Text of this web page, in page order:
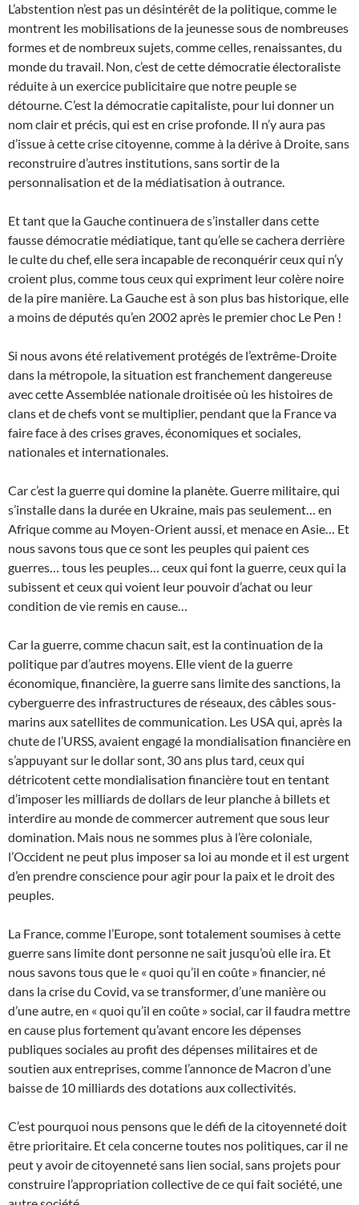
L’abstention n’est pas un désintérêt de la politique, comme le
montrent les mobilisations de la jeunesse sous de nombreuses
formes et de nombreux sujets, comme celles, renaissantes, du
monde du travail. Non, c’est de cette démocratie électoraliste
réduite à un exercice publicitaire que notre peuple se
détourne. C’est la démocratie capitaliste, pour lui donner un
nom clair et précis, qui est en crise profonde. Il n’y aura pas
d’issue à cette crise citoyenne, comme à la dérive à Droite, sans
reconstruire d’autres institutions, sans sortir de la
personnalisation et de la médiatisation à outrance.
Et tant que la Gauche continuera de s’installer dans cette
fausse démocratie médiatique, tant qu’elle se cachera derrière
le culte du chef, elle sera incapable de reconquérir ceux qui n’y
croient plus, comme tous ceux qui expriment leur colère noire
de la pire manière. La Gauche est à son plus bas historique, elle
a moins de députés qu’en 2002 après le premier choc Le Pen !
Si nous avons été relativement protégés de l’extrême-Droite
dans la métropole, la situation est franchement dangereuse
avec cette Assemblée nationale droitisée où les histoires de
clans et de chefs vont se multiplier, pendant que la France va
faire face à des crises graves, économiques et sociales,
nationales et internationales.
Car c’est la guerre qui domine la planète. Guerre militaire, qui
s’installe dans la durée en Ukraine, mais pas seulement… en
Afrique comme au Moyen-Orient aussi, et menace en Asie… Et
nous savons tous que ce sont les peuples qui paient ces
guerres… tous les peuples… ceux qui font la guerre, ceux qui la
subissent et ceux qui voient leur pouvoir d’achat ou leur
condition de vie remis en cause…
Car la guerre, comme chacun sait, est la continuation de la
politique par d’autres moyens. Elle vient de la guerre
économique, financière, la guerre sans limite des sanctions, la
cyberguerre des infrastructures de réseaux, des câbles sous-
marins aux satellites de communication. Les USA qui, après la
chute de l’URSS, avaient engagé la mondialisation financière en
s’appuyant sur le dollar sont, 30 ans plus tard, ceux qui
détricotent cette mondialisation financière tout en tentant
d’imposer les milliards de dollars de leur planche à billets et
interdire au monde de commercer autrement que sous leur
domination. Mais nous ne sommes plus à l’ère coloniale,
l’Occident ne peut plus imposer sa loi au monde et il est urgent
d’en prendre conscience pour agir pour la paix et le droit des
peuples.
La France, comme l’Europe, sont totalement soumises à cette
guerre sans limite dont personne ne sait jusqu’où elle ira. Et
nous savons tous que le « quoi qu’il en coûte » financier, né
dans la crise du Covid, va se transformer, d’une manière ou
d’une autre, en « quoi qu’il en coûte » social, car il faudra mettre
en cause plus fortement qu’avant encore les dépenses
publiques sociales au profit des dépenses militaires et de
soutien aux entreprises, comme l’annonce de Macron d’une
baisse de 10 milliards des dotations aux collectivités.
C’est pourquoi nous pensons que le défi de la citoyenneté doit
être prioritaire. Et cela concerne toutes nos politiques, car il ne
peut y avoir de citoyenneté sans lien social, sans projets pour
construire l’appropriation collective de ce qui fait société, une